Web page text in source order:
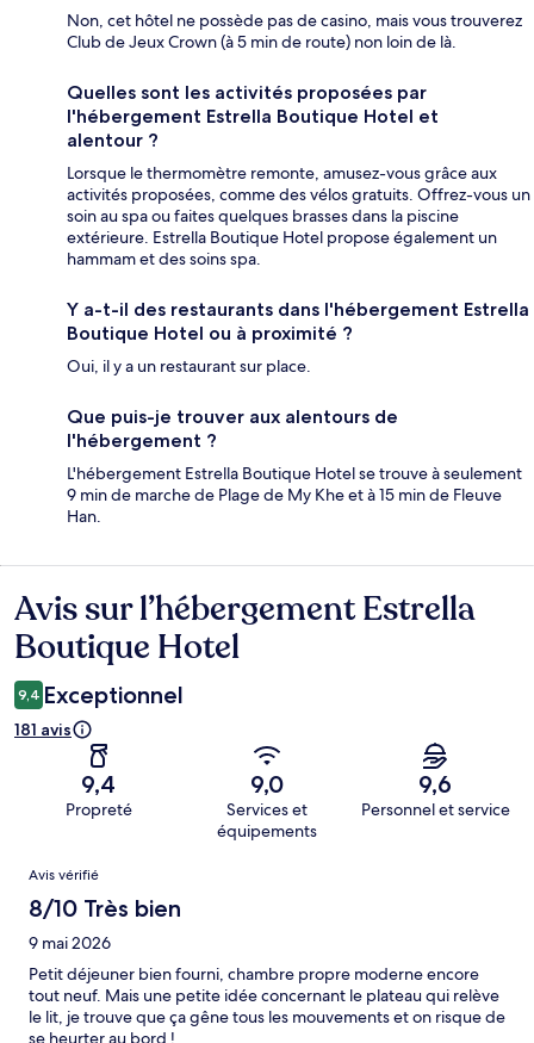
Non, cet hôtel ne possède pas de casino, mais vous trouverez
Club de Jeux Crown (à 5 min de route) non loin de là.
Quelles sont les activités proposées par
l'hébergement Estrella Boutique Hotel et
alentour ?
Lorsque le thermomètre remonte, amusez-vous grâce aux
activités proposées, comme des vélos gratuits. Offrez-vous un
soin au spa ou faites quelques brasses dans la piscine
extérieure. Estrella Boutique Hotel propose également un
hammam et des soins spa.
Y a-t-il des restaurants dans l'hébergement Estrella
Boutique Hotel ou à proximité ?
Oui, il y a un restaurant sur place.
Que puis-je trouver aux alentours de
l'hébergement ?
L'hébergement Estrella Boutique Hotel se trouve à seulement
9 min de marche de Plage de My Khe et à 15 min de Fleuve
Han.
Avis
Avis sur l’hébergement Estrella
Boutique Hotel
9,4 Exceptionnel
181 avis
9,4
Propreté
9,0
Services et
équipements
9,6
Personnel et service
Avis
Avis vérifié
8/10 Très bien
9 mai 2026
Petit déjeuner bien fourni, chambre propre moderne encore
tout neuf. Mais une petite idée concernant le plateau qui relève
le lit, je trouve que ça gêne tous les mouvements et on risque de
se heurter au bord !